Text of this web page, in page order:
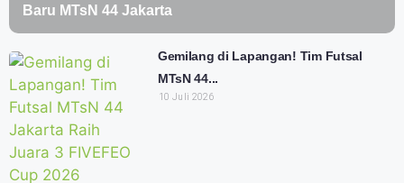
Baru MTsN 44 Jakarta
Gemilang di Lapangan! Tim Futsal
MTsN 44...
10 Juli 2026